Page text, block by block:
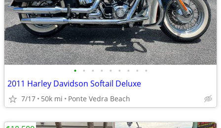
• • • • • • • • •
2011 Harley Davidson Softail Deluxe
7/17 50k mi Ponte Vedra Beach